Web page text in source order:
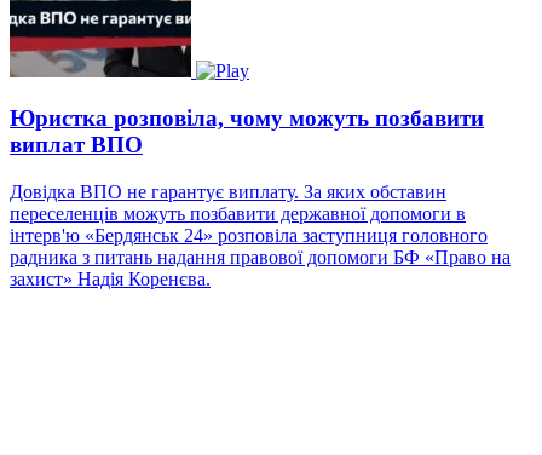
Юристка розповіла, чому можуть позбавити
виплат ВПО
Довідка ВПО не гарантує виплату. За яких обставин
переселенців можуть позбавити державної допомоги в
інтерв'ю «Бердянськ 24» розповіла заступниця головного
радника з питань надання правової допомоги БФ «Право на
захист» Надія Коренєва.